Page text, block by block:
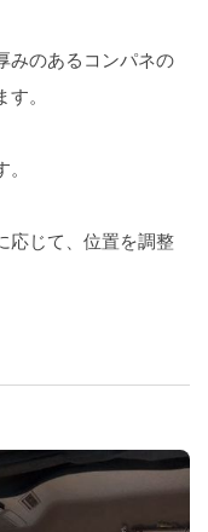
みのあるコンパネの
。
応じて、位置を調整